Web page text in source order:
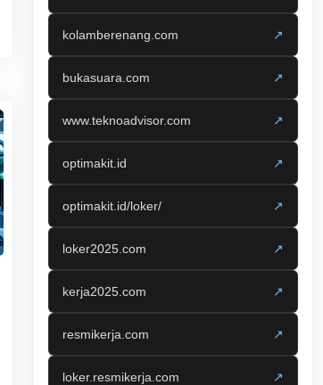
kolamberenang.com ↗
bukasuara.com ↗
www.teknoadvisor.com ↗
optimakit.id ↗
optimakit.id/loker/ ↗
loker2025.com ↗
kerja2025.com ↗
resmikerja.com ↗
loker.resmikerja.com ↗